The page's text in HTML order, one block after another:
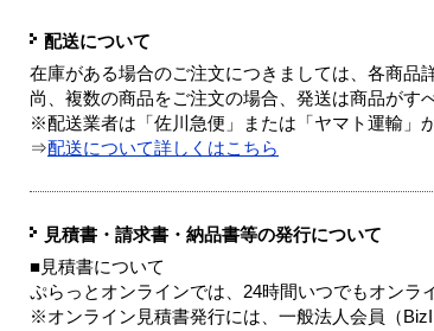
配送について
在庫がある場合のご注文につきましては、各商品
尚、複数の商品をご注文の場合、発送は商品がす
※配送業者は「佐川急便」または「ヤマト運輸」
⇒配送について詳しくはこちら
見積書・請求書・納品書等の発行について
■見積書について
ぷらっとオンラインでは、24時間いつでもオンラ
※オンライン見積書発行には、一般法人会員（